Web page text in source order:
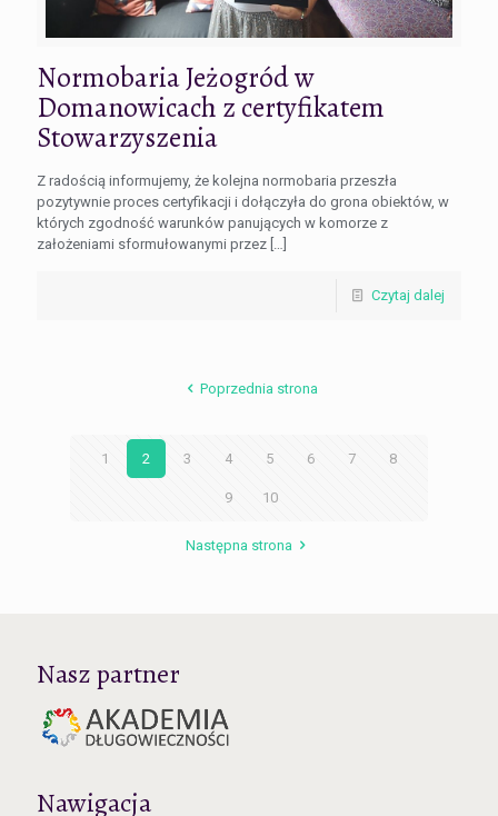
Normobaria Jeżogród w
Domanowicach z certyfikatem
Stowarzyszenia
Z radością informujemy, że kolejna normobaria przeszła
pozytywnie proces certyfikacji i dołączyła do grona obiektów, w
których zgodność warunków panujących w komorze z
założeniami sformułowanymi przez
Czytaj dalej
Poprzednia strona
1 2 3 4 5 6 7 8
9 10
Następna strona
Nasz partner
Nawigacja